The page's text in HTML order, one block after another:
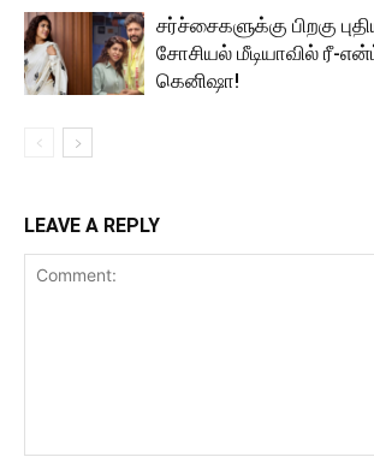
சர்ச்சைகளுக்கு பிறகு
சோசியல் மீடியாவில் ரீ-
கெனிஷா!
LEAVE A REPLY